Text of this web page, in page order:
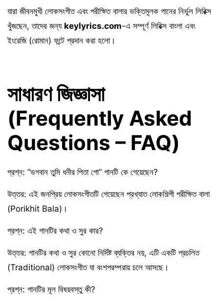
যারা জীবনমুখী লোকসংগীত এবং পরীক্ষিত বালার ভক্তিমূলক গানের নির্ভুল লিরিক্স
খুঁজছেন, তাদের জন্য keylyrics.com-এ সম্পূর্ণ লিরিক্স বাংলা এবং
ইংরেজি (রোমান) ফন্টে প্রদান করা হলো।
সাধারণ জিজ্ঞাসা
(Frequently Asked
Questions – FAQ)
প্রশ্ন: “ভগবান তুমি ধনীর পিতা গো” গানটি কে গেয়েছেন?
উত্তর: এই জনপ্রিয় লোকসংগীতটি গেয়েছেন প্রখ্যাত লোকশিল্পী পরীক্ষিত বালা
(Porikhit Bala)।
প্রশ্ন: এই গানটির কথা ও সুর কার?
উত্তর: গানটির কথা ও সুর কোনো নির্দিষ্ট ব্যক্তির নয়, এটি একটি প্রচলিত
(Traditional) লোকসংগীত যা বংশপরম্পরায় চলে আসছে।
প্রশ্ন: গানটির মূল বিষয়বস্তু কী?